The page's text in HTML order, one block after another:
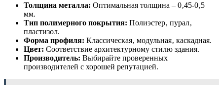
Толщина металла: Оптимальная толщина – 0‚45-0‚5
мм.
Тип полимерного покрытия: Полиэстер‚ пурал‚
пластизол.
Форма профиля: Классическая‚ модульная‚ каскадная.
Цвет: Соответствие архитектурному стилю здания.
Производитель: Выбирайте проверенных
производителей с хорошей репутацией.